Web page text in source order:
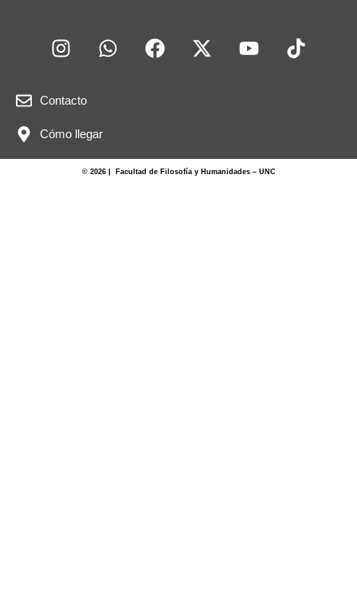
Contacto
Cómo llegar
© 2026 | Facultad de Filosofía y Humanidades – UNC